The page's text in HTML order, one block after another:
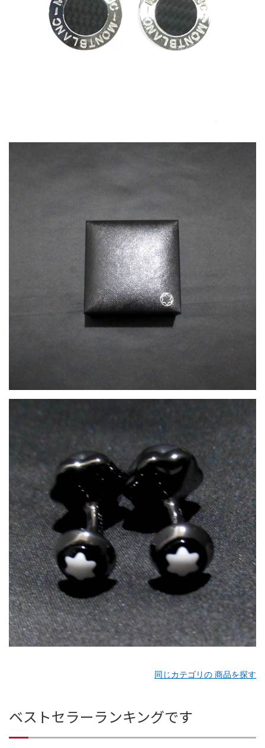
同じカテゴリの 商品を探す
ベストセラーランキングです